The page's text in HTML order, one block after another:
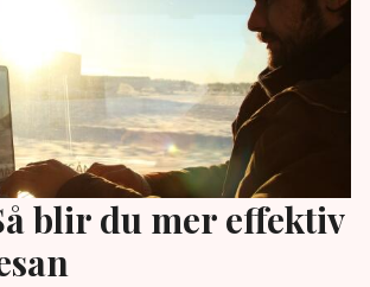
blir du mer effektiv